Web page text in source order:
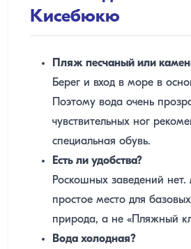
Кисебюкю
Пляж песчаный или
Берег и вход в море в
Поэтому вода очень
чувствительных ног
специальная обувь.
Есть ли удобства?
Роскошных заведений
простое место для
природа, а не «Пляжный
Вода холодная?